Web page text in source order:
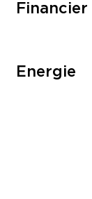
Financier
Energie